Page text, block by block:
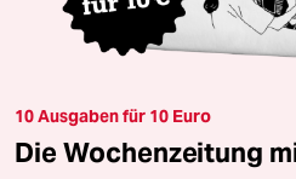
10 Ausgaben für 10 Euro
Die Wochenzeitung